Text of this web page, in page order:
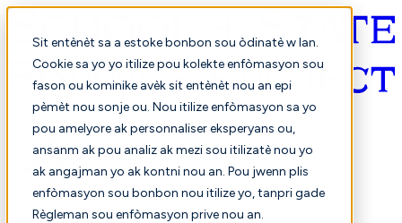
Sit entènèt sa a estoke bonbon sou òdinatè w lan.
Cookie sa yo yo itilize pou kolekte enfòmasyon sou
fason ou kominike avèk sit entènèt nou an epi
pèmèt nou sonje ou. Nou itilize enfòmasyon sa yo
pou amelyore ak personnaliser eksperyans ou,
ansanm ak pou analiz ak mezi sou itilizatè nou yo
ak angajman yo ak kontni nou an. Pou jwenn plis
enfòmasyon sou bonbon nou itilize yo, tanpri gade
Règleman sou enfòmasyon prive nou an.
Kreyòl ayisyen